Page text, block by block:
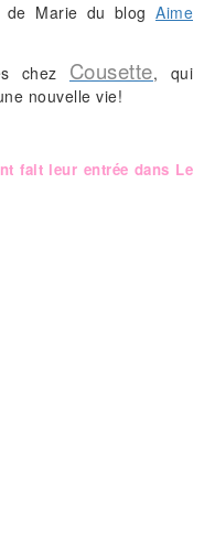
de Marie du blogAime
chez Cousette, qui
nouvelle vie!
fait leur entrée dans Le